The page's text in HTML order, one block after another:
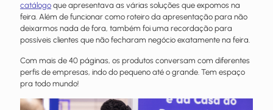
catálogo que apresentava as várias soluções que expomos na
feira. Além de funcionar como roteiro da apresentação para não
deixarmos nada de fora, também foi uma recordação para
possíveis clientes que não fecharam negócio exatamente na feira.
Com mais de 40 páginas, os produtos conversam com diferentes
perfis de empresas, indo do pequeno até o grande. Tem espaço
pra todo mundo!